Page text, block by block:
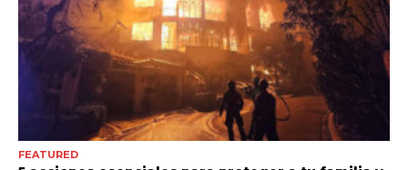
FEATURED